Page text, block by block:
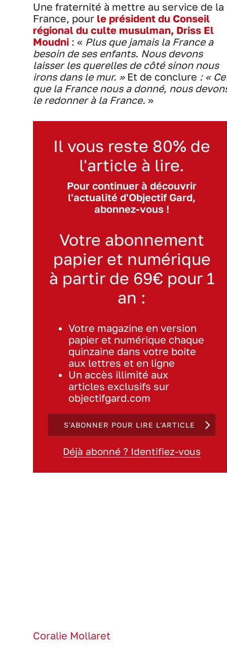
Une fraternité à mettre au service de la
France, pour le président du Conseil
régional du culte musulman, Driss El
Moudni : « Plus que jamais la France a
besoin de ses enfants. Nous devons
laisser les querelles de côté sinon nous
irons dans le mur. » Et de conclure : « Ce
que la France nous a donné, nous
le redonner à la France. »
Il vous reste 80% de
l'article à lire.
Pour continuer à découvrir
l'actualité d'Objectif Gard,
abonnez-vous !
Votre abonnement
papier et numérique
à partir de 69€ pour 1
an :
Votre magazine en version
papier et numérique chaque
quinzaine dans votre boite
aux lettres et en ligne
Un accès illimité aux
articles exclusifs sur
objectifgard.com
S'ABONNER POUR LIRE L'ARTICLE
Déjà abonné ? Identifiez-vous
Coralie Mollaret